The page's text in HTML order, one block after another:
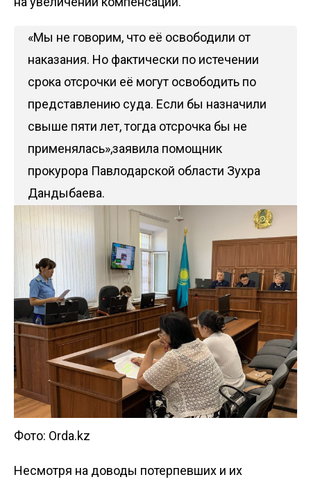
«Мы не говорим, что её освободили от
наказания. Но фактически по истечении
срока отсрочки её могут освободить по
представлению суда. Если бы назначили
свыше пяти лет, тогда отсрочка бы не
применялась»,заявила помощник
прокурора Павлодарской области Зухра
Дандыбаева.
Фото: Orda.kz
Несмотря на доводы потерпевших и их